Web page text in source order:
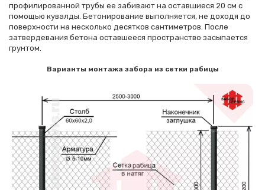
профилированной трубы ее забивают на оставшиеся 20 см с
помощью кувалды. Бетонирование выполняется, не доходя до
поверхности на несколько десятков сантиметров. После
затвердевания бетона оставшееся пространство засыпается
грунтом.
Варианты монтажа забора из сетки рабицы